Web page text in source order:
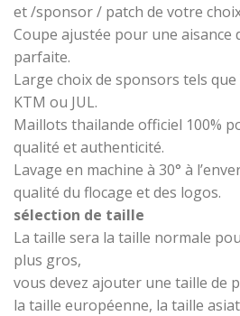
et /sponsor / patch de votre
Coupe ajustée pour une aisance
parfaite.
Large choix de sponsors tels que
KTM ou JUL.
Maillots thailande officiel 100%
qualité et authenticité.
Lavage en machine à 30° à
qualité du flocage et des logos.
sélection de taille
La taille sera la taille normale
plus gros,
vous devez ajouter une taille de
la taille européenne, la taille